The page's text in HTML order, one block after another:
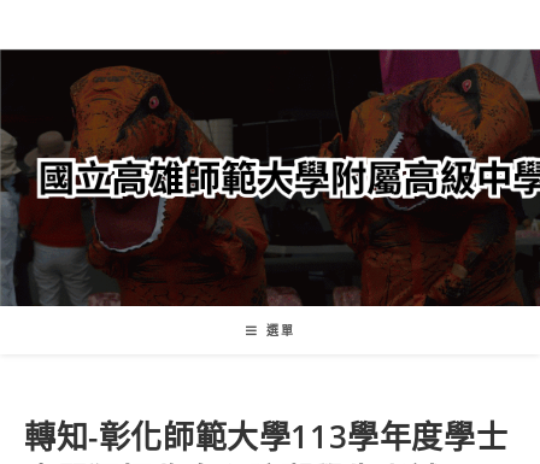
轉
要
內
容
選單
轉知-彰化師範大學113學年度學士